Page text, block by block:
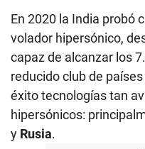
En 2020 la India probó
volador hipersónico,
capaz de alcanzar los
reducido club de
éxito tecnologías tan
hipersónicos:
y Rusia.